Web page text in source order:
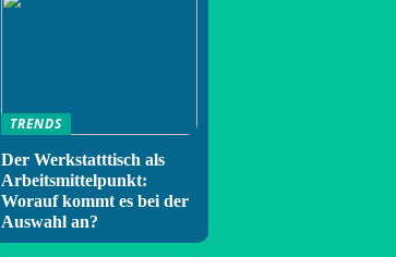
TRENDS
Der Werkstatttisch als
Arbeitsmittelpunkt:
Worauf kommt es bei der
Auswahl an?